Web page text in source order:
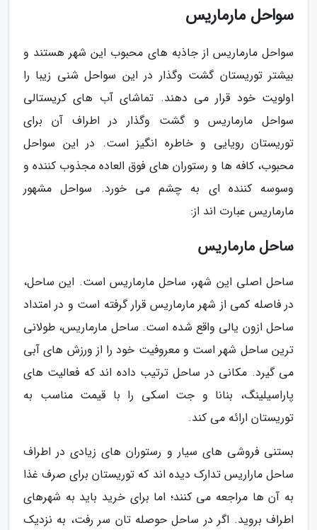
سواحل مارماریس
سواحل مارماریس از جاذبه های محبوب این شهر هستند و
بیشتر توریستان گشت وگذار در این سواحل شنی زیبا را
اولویت خود قرار می دهند. تماشای آب های کریستالی
سواحل مارماریس و گشت وگذار در اطراف آن برای
توریستان رویایی و خاطره انگیز است. در این سواحل
محبوب، کافه ها و رستوران های فوق العاده مجذوب کننده و
وسوسه کننده ای به چشم می خورد. سواحل مشهور
مارماریس عبارت اند از:
ساحل مارماریس
ساحل اصلی این شهر، ساحل مارماریس است. این ساحل،
در فاصله کمی از شهر مارماریس قرار گرفته است و در امتداد
ساحل ازون یالی واقع شده است. ساحل مارماریس، طولانی
ترین ساحل شهر است و معروفیت خود را از ورزش های آبی
می گیرد. مکانی در ساحل ترتیب داده اند که فعالیت های
پاراسیلینگ، بنانا و جت اسکی را با قیمت مناسب به
توریستان ارائه می کند.
بستنی فروشی های سیار و رستوران های زیادی در اطراف
ساحل ماراریس تدارک دیده اند که توریستان برای صرف غذا
به آن ها مراجعه می کنند؛ اما برای خرید باید به شهرهای
اطراف بروید. اگر در ساحل حوصله تان سر رفت، به نزدیک